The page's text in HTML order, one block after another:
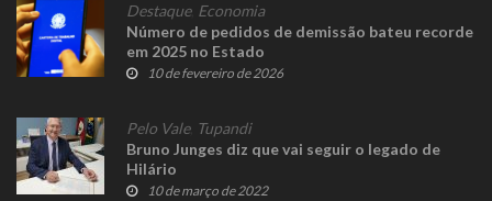
Destaque, Economia
Número de pedidos de demissão bateu recorde
em 2025 no Estado
10 de fevereiro de 2026
Pelo Vale, Tupandi
Bruno Junges diz que vai seguir o legado de
Hilário
10 de março de 2022